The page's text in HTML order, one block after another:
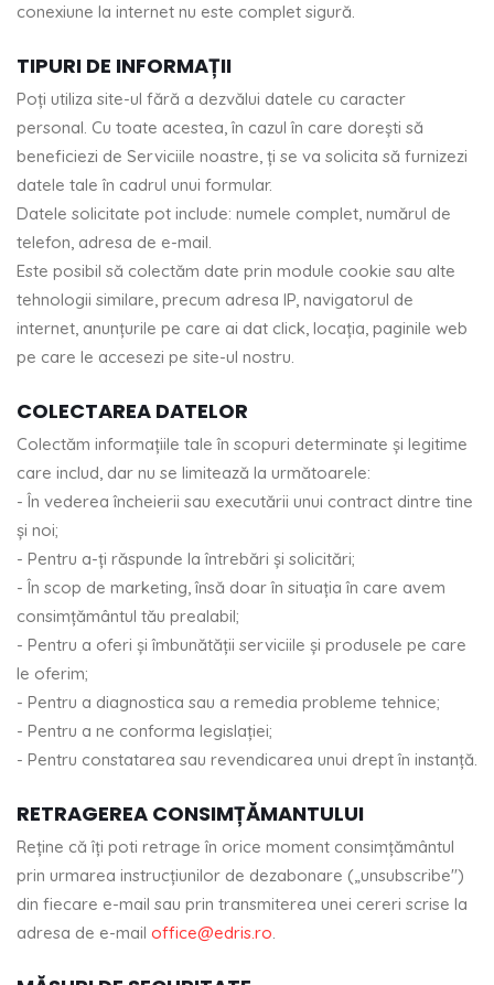
conexiune la internet nu este complet sigură.
TIPURI DE INFORMAȚII
Poți utiliza site-ul fără a dezvălui datele cu caracter
personal. Cu toate acestea, în cazul în care dorești să
beneficiezi de Serviciile noastre, ți se va solicita să furnizezi
datele tale în cadrul unui formular.
Datele solicitate pot include: numele complet, numărul de
telefon, adresa de e-mail.
Este posibil să colectăm date prin module cookie sau alte
tehnologii similare, precum adresa IP, navigatorul de
internet, anunțurile pe care ai dat click, locația, paginile web
pe care le accesezi pe site-ul nostru.
COLECTAREA DATELOR
Colectăm informațiile tale în scopuri determinate și legitime
care includ, dar nu se limitează la următoarele:
- În vederea încheierii sau executării unui contract dintre tine
și noi;
- Pentru a-ți răspunde la întrebări și solicitări;
- În scop de marketing, însă doar în situația în care avem
consimțământul tău prealabil;
- Pentru a oferi și îmbunătății serviciile și produsele pe care
le oferim;
- Pentru a diagnostica sau a remedia probleme tehnice;
- Pentru a ne conforma legislației;
- Pentru constatarea sau revendicarea unui drept în instanță.
RETRAGEREA CONSIMȚĂMANTULUI
Reține că îți poti retrage în orice moment consimțământul
prin urmarea instrucțiunilor de dezabonare („unsubscribe")
din fiecare e-mail sau prin transmiterea unei cereri scrise la
adresa de e-mail office@edris.ro.